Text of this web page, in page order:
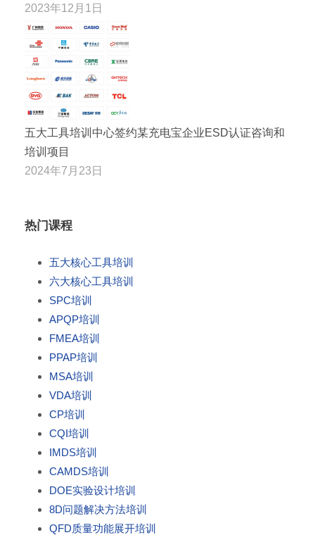
2023年12月1日
五大工具培训中心签约某充电宝企业ESD认证咨询和
培训项目
2024年7月23日
热门课程
五大核心工具培训
六大核心工具培训
SPC培训
APQP培训
FMEA培训
PPAP培训
MSA培训
VDA培训
CP培训
CQI培训
IMDS培训
CAMDS培训
DOE实验设计培训
8D问题解决方法培训
QFD质量功能展开培训